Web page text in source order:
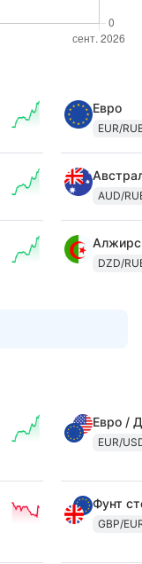
Евро
EUR/
AUD/
DZD/
Евро /
EUR/
Фунт
GBP/